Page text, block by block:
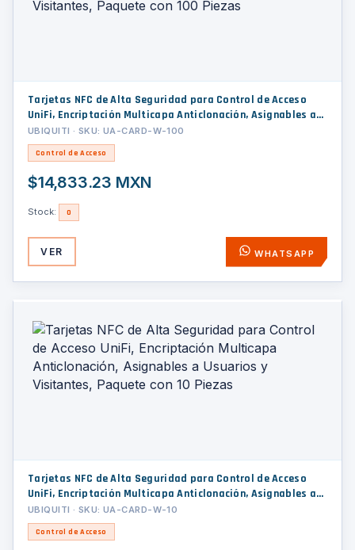
Tarjetas NFC de Alta Seguridad para Control de Acceso
UniFi, Encriptación Multicapa Anticlonación, Asignables a
Usuarios y Visitantes, Paquete con 100 Piezas
UBIQUITI · SKU: UA-CARD-W-100
Control de Acceso
$14,833.23 MXN
Stock: 0
VER WHATSAPP
Tarjetas NFC de Alta Seguridad para Control de Acceso
UniFi, Encriptación Multicapa Anticlonación, Asignables a
Usuarios y Visitantes, Paquete con 10 Piezas
UBIQUITI · SKU: UA-CARD-W-10
Control de Acceso